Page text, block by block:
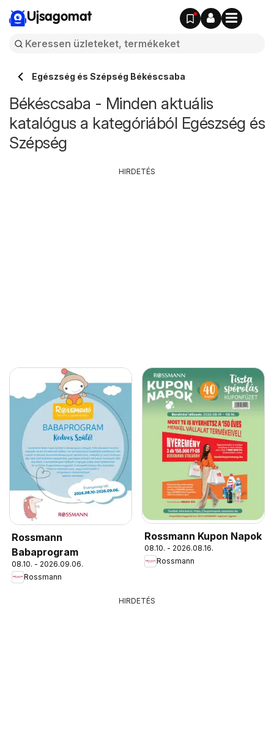
Ujsagomat
Egészség és Szépség Békéscsaba
Békéscsaba - Minden aktuális
katalógus a kategóriából Egészség és
Szépség
Rossmann
Babaprogram
08.10. - 2026.09.06.
Rossmann
Rossmann Kupon Napok
08.10. - 2026.08.16.
Rossmann
HIRDETÉS
HIRDETÉS